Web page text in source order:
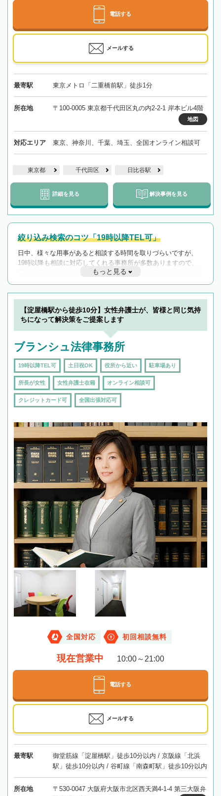
電話する
メールする
最寄駅 東京メトロ「二重橋前駅」徒歩1分
所在地 〒100-0005 東京都千代田区丸の内2-2-1 岸本ビル4階
地図
対応エリア 東京、神奈川、千葉、埼玉、全国オンライン相談可
東京都 千代田区 日比谷駅
詳細を見る 解決事例を見る
絞り込み検索のコツ「19時以降TEL可」
日中、様々な用事があると相談する時間を取りづらいですが、
19時以降も相談に対応してくれる事務所が多数ありますので、
遅い時間の相談が増えそうな場合はそのような事務所に絞り込
んで検索してみましょう。
19時以降TEL可の条件
を加えて再検索
もっと見る
【淀屋橋駅から徒歩10分】女性弁護士が、皆様と同じ気持
ちになって解決策をご提案します
ブランシュ法律事務所
19時以降TEL可 土日祝OK 役所から近い 駐車場あり
所長が女性 女性弁護士在籍 オンライン相談可
クレジットカード可 全国出張対応可
全国対応 初回相談無料
現在営業中 10:00～21:00
電話する
メールする
最寄駅
御堂筋線「淀屋橋駅」徒歩10分以内 / 京阪線「北浜
駅」徒歩10分以内 / 谷町線「南森町駅」徒歩10分以内
所在地
〒530-0047 大阪府大阪市北区西天満4-1-4 第三大阪弁